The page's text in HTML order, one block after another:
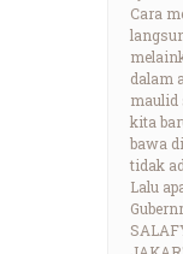
Cara
dalam
maulid
kita
bawa
tidak
Lalu